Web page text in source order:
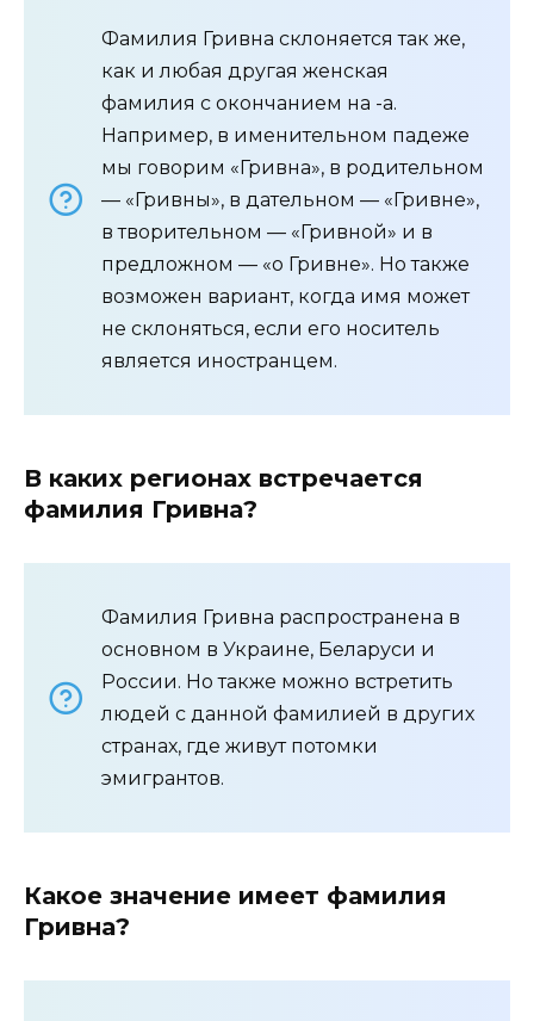
Фамилия Гривна склоняется так же,
как и любая другая женская
фамилия с окончанием на -а.
Например, в именительном падеже
мы говорим «Гривна», в родительном
— «Гривны», в дательном — «Гривне»,
в творительном — «Гривной» и в
предложном — «о Гривне». Но также
возможен вариант, когда имя может
не склоняться, если его носитель
является иностранцем.
В каких регионах встречается
фамилия Гривна?
Фамилия Гривна распространена в
основном в Украине, Беларуси и
России. Но также можно встретить
людей с данной фамилией в других
странах, где живут потомки
эмигрантов.
Какое значение имеет фамилия
Гривна?